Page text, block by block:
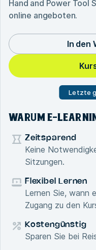
Hand and Power Tool
online angeboten.
In den
Letzte
WARUM E-
Zeitsparend
Keine
Sitzungen.
Flexibel Lernen
Lernen Sie, wann
Zugang zu den
Kostengünstig
Sparen Sie bei